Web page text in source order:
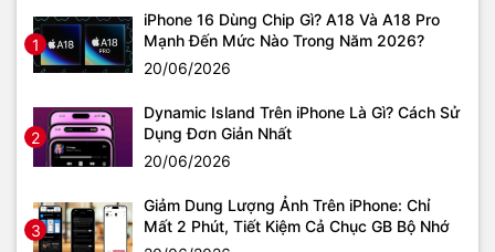
1
iPhone 16 Dùng Chip Gì? A18 Và A18 Pro
Mạnh Đến Mức Nào Trong Năm 2026?
20/06/2026
2
Dynamic Island Trên iPhone Là Gì? Cách Sử
Dụng Đơn Giản Nhất
20/06/2026
3
Giảm Dung Lượng Ảnh Trên iPhone: Chỉ
Mất 2 Phút, Tiết Kiệm Cả Chục GB Bộ Nhớ